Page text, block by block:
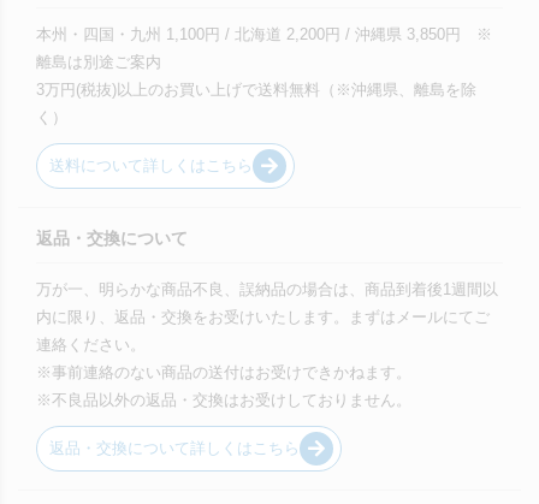
本州・四国・九州 1,100円 / 北海道 2,200円 / 沖縄県 3,850円 ※
離島は別途ご案内
3万円(税抜)以上のお買い上げで送料無料（※沖縄県、離島を除
く）
送料について詳しくはこちら
返品・交換について
万が一、明らかな商品不良、誤納品の場合は、商品到着後1週間以
内に限り、返品・交換をお受けいたします。まずはメールにてご
連絡ください。
※事前連絡のない商品の送付はお受けできかねます。
※不良品以外の返品・交換はお受けしておりません。
返品・交換について詳しくはこちら